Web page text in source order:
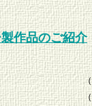
作品のご紹介